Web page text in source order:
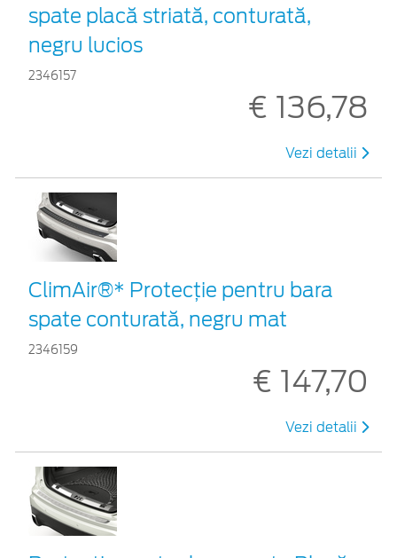
spate placă striată, conturată,
negru lucios
2346157
€ 136,78
Vezi detalii
ClimAir®* Protecţie pentru bara
spate conturată, negru mat
2346159
€ 147,70
Vezi detalii